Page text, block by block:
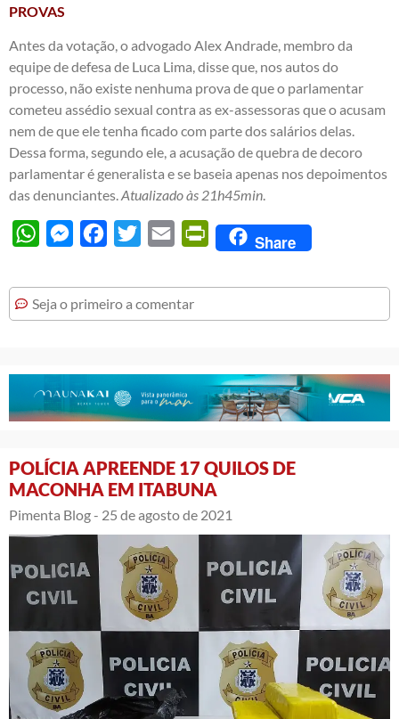
PROVAS
Antes da votação, o advogado Alex Andrade, membro da
equipe de defesa de Luca Lima, disse que, nos autos do
processo, não existe nenhuma prova de que o parlamentar
cometeu assédio sexual contra as ex-assessoras que o acusam
nem de que ele tenha ficado com parte dos salários delas.
Dessa forma, segundo ele, a acusação de quebra de decoro
parlamentar é generalista e se baseia apenas nos depoimentos
das denunciantes.Atualizado às 21h45min.
WhatsAppMessengerFacebook
Twitter Email PrintFriendly
Share
Seja o primeiro a comentar
POLÍCIA APREENDE 17 QUILOS DE
MACONHA EM ITABUNA
Pimenta Blog - 25 de agosto de 2021